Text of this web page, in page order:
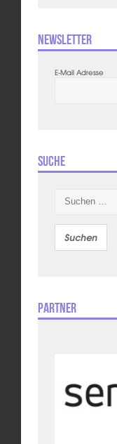
Newsletter
E-Mail Adresse
Suche
nach:
Partner